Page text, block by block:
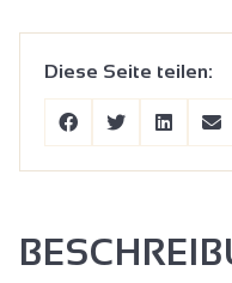
Diese Seite teilen: